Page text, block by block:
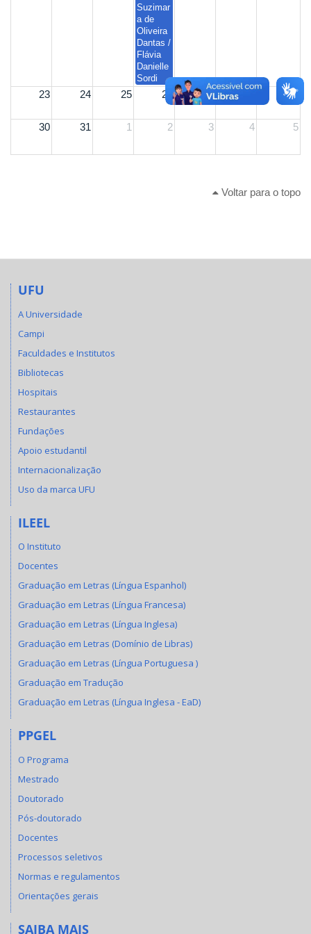
Suzimar
a de
Oliveira
Dantas /
Flávia
Danielle
Sordi
23 24 25 26 27 29
30 31 1 2 3 4 5
Voltar para o topo
UFU
A Universidade
Campi
Faculdades e Institutos
Bibliotecas
Hospitais
Restaurantes
Fundações
Apoio estudantil
Internacionalização
Uso da marca UFU
ILEEL
O Instituto
Docentes
Graduação em Letras (Língua Espanhol)
Graduação em Letras (Língua Francesa)
Graduação em Letras (Língua Inglesa)
Graduação em Letras (Domínio de Libras)
Graduação em Letras (Língua Portuguesa )
Graduação em Tradução
Graduação em Letras (Língua Inglesa - EaD)
PPGEL
O Programa
Mestrado
Doutorado
Pós-doutorado
Docentes
Processos seletivos
Normas e regulamentos
Orientações gerais
SAIBA MAIS